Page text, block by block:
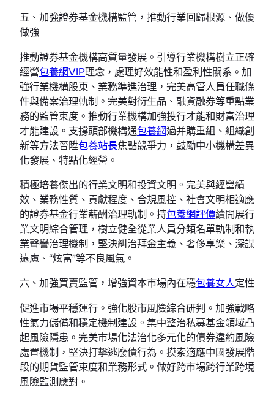
五、加強證券基金機構監管，推動行業回歸根源、做優
做強
推動證券基金機構高質量發展。引導行業機構樹立正確
經營包養網VIP理念，處理好效能性和盈利性關系。加
強行業機構股東、業務準進治理，完美高管人員任職條
件與備案治理軌制。完美對衍生品、融資融券等重點業
務的監管束度。推動行業機構加強投行才能和財富治理
才能建設。支撐頭部機構通包養網過并購重組、組織創
新等方法晉陞包養站長焦點競爭力，鼓勵中小機構差異
化發展、特點化經營。
積極培養傑出的行業文明和投資文明。完美與經營績
效、業務性質、貢獻程度、合規風控、社會文明相適應
的證券基金行業薪酬治理軌制。持包養網評價續開展行
業文明綜合管理，樹立健全從業人員分類名單軌制和執
業聲譽治理機制，堅決糾治拜金主義、奢侈享樂、深謀
遠慮、“炫富”等不良風氣。
六、加強買賣監管，增強資本市場內在穩包養女人定性
促進市場平穩運行。強化股市風險綜合研判。加強戰略
性氣力儲備和穩定機制建設。集中整治私募基金領域凸
起風險隱患。完美市場化法治化多元化的債券違約風險
處置機制，堅決打擊逃廢債行為。摸索適應中國發展階
段的期貨監管束度和業務形式。做好跨市場跨行業跨境
風險監測應對。